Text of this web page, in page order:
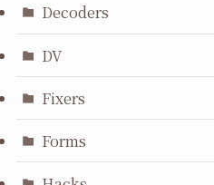
Decoders
DV
Fixers
Forms